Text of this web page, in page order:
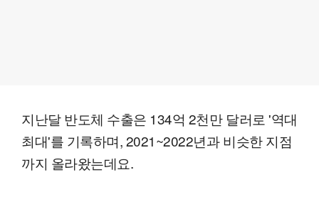
지난달 반도체 수출은 134억 2천만 달러로 '역대
최대'를 기록하며, 2021~2022년과 비슷한 지점
까지 올라왔는데요.